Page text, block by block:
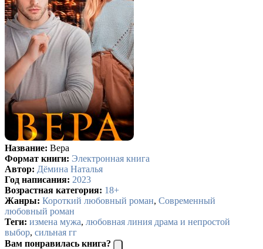
Название: Вера
Формат книги: Электронная книга
Автор: Дёмина Наталья
Год написания: 2023
Возрастная категория: 18+
Жанры: Короткий любовный роман, Современный
любовный роман
Теги: измена мужа, любовная линия драма и непростой
выбор, сильная гг
Вам понравилась книга?